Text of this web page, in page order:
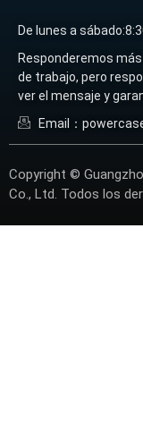
De lunes a
Responderemos
de trabajo, pero
ver el mensaje y
Email：
Copyright ©
Co., Ltd. Todos los